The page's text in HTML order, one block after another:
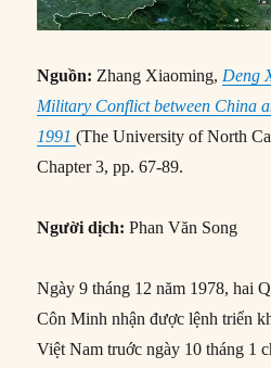
Nguồn: Zhang Xiaoming, Deng
Military Conflict between China
1991 (The University of North
Chapter 3, pp. 67-89.
Người dịch: Phan Văn Song
Ngày 9 tháng 12 năm 1978, hai
Côn Minh nhận được lệnh triển
Việt Nam truớc ngày 10 tháng 1